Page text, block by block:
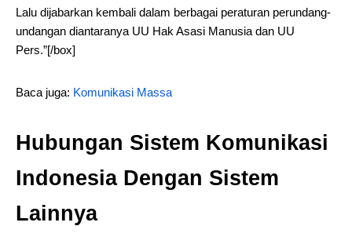
Lalu dijabarkan kembali dalam berbagai peraturan perundang-
undangan diantaranya UU Hak Asasi Manusia dan UU
Pers.”[/box]
Baca juga: Komunikasi Massa
Hubungan Sistem Komunikasi
Indonesia Dengan Sistem
Lainnya